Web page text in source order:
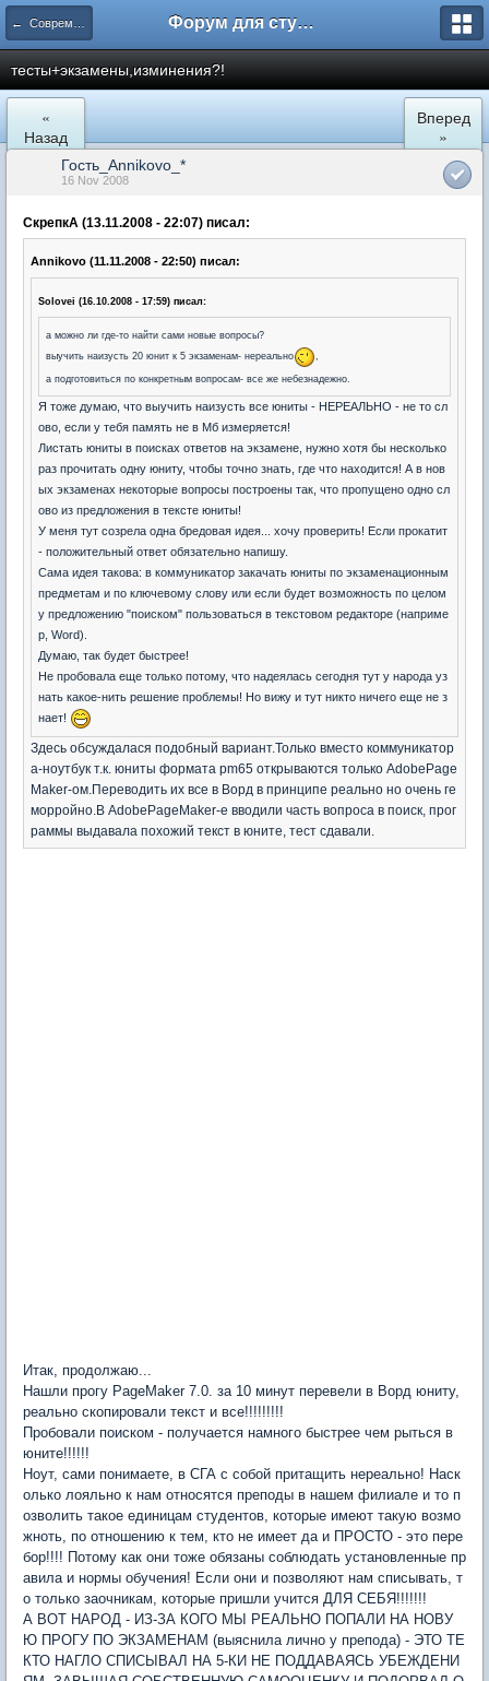
← Современная Гуманитарная Академия Форум для студента СГА
тесты+экзамены,изминения?!
«
Назад
Вперед
»
Гость_Annikovo_*
16 Nov 2008
СкрепкА (13.11.2008 - 22:07) писал:
Annikovo (11.11.2008 - 22:50) писал:
Solovei (16.10.2008 - 17:59) писал:
а можно ли где-то найти сами новые вопросы?
выучить наизусть 20 юнит к 5 экзаменам- нереально
а подготовиться по конкретным вопросам- все же небезнадежно.
Я тоже думаю, что выучить наизусть все юниты - НЕРЕАЛЬНО - не то сл
ово, если у тебя память не в Мб измеряется!
Листать юниты в поисках ответов на экзамене, нужно хотя бы несколько
раз прочитать одну юниту, чтобы точно знать, где что находится! А в нов
ых экзаменах некоторые вопросы построены так, что пропущено одно сл
ово из предложения в тексте юниты!
У меня тут созрела одна бредовая идея... хочу проверить! Если прокатит
- положительный ответ обязательно напишу.
Сама идея такова: в коммуникатор закачать юниты по экзаменационным
предметам и по ключевому слову или если будет возможность по целом
у предложению "поиском" пользоваться в текстовом редакторе (наприме
р, Word).
Думаю, так будет быстрее!
Не пробовала еще только потому, что надеялась сегодня тут у народа уз
нать какое-нить решение проблемы! Но вижу и тут никто ничего еще не з
нает!
Здесь обсуждалася подобный вариант.Только вместо коммуникатор
а-ноутбук т.к. юниты формата pm65 открываются только АdobePage
Maker-ом.Переводить их все в Ворд в принципе реально но очень ге
морройно.В АdobePageMaker-е вводили часть вопроса в поиск, прог
раммы выдавала похожий текст в юните, тест сдавали.
Итак, продолжаю...
Нашли прогу PageMaker 7.0. за 10 минут перевели в Ворд юниту,
реально скопировали текст и все!!!!!!!!!
Пробовали поиском - получается намного быстрее чем рыться в
юните!!!!!!
Ноут, сами понимаете, в СГА с собой притащить нереально! Наск
олько лояльно к нам относятся преподы в нашем филиале и то п
озволить такое единицам студентов, которые имеют такую возмо
жноть, по отношению к тем, кто не имеет да и ПРОСТО - это пере
бор!!!! Потому как они тоже обязаны соблюдать установленные пр
авила и нормы обучения! Если они и позволяют нам списывать, т
о только заочникам, которые пришли учится ДЛЯ СЕБЯ!!!!!!!
А ВОТ НАРОД - ИЗ-ЗА КОГО МЫ РЕАЛЬНО ПОПАЛИ НА НОВУ
Ю ПРОГУ ПО ЭКЗАМЕНАМ (выяснила лично у препода) - ЭТО ТЕ
КТО НАГЛО СПИСЫВАЛ НА 5-КИ НЕ ПОДДАВАЯСЬ УБЕЖДЕНИ